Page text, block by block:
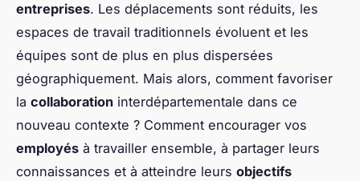
entreprises. Les déplacements sont réduits, les
espaces de travail traditionnels évoluent et les
équipes sont de plus en plus dispersées
géographiquement. Mais alors, comment favoriser
la collaboration interdépartementale dans ce
nouveau contexte ? Comment encourager vos
employés à travailler ensemble, à partager leurs
connaissances et à atteindre leurs objectifs